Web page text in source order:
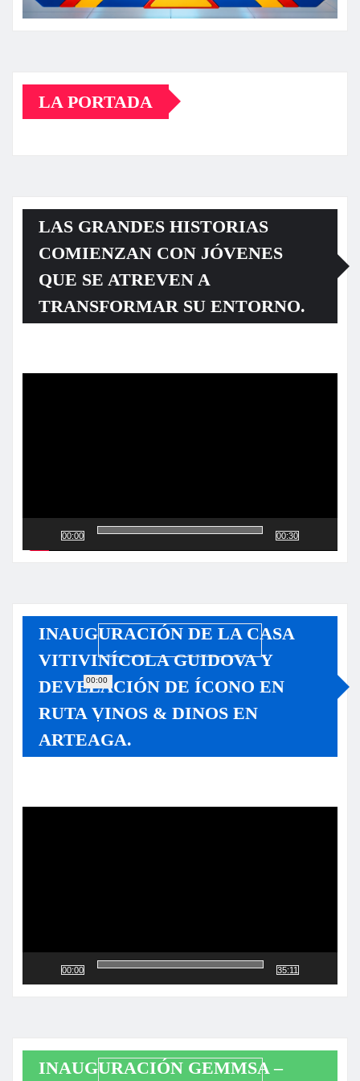
LA PORTADA
LAS GRANDES HISTORIAS
COMIENZAN CON JÓVENES
QUE SE ATREVEN A
TRANSFORMAR SU ENTORNO.
00:00
00:00
00:30
INAUGURACIÓN DE LA CASA
VITIVINÍCOLA GUIDOVA Y
DEVELACIÓN DE ÍCONO EN
RUTA VINOS & DINOS EN
ARTEAGA.
00:00 35:11
INAUGURACIÓN GEMMSA –